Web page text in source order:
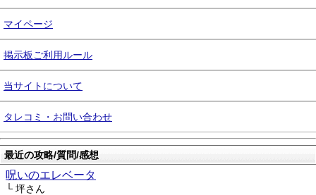
マイページ
掲示板ご利用ルール
当サイトについて
タレコミ・お問い合わせ
最近の攻略/質問/感想
呪いのエレベータ
└ 坪さん